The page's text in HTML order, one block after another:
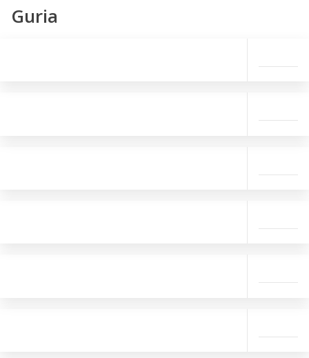
Guria